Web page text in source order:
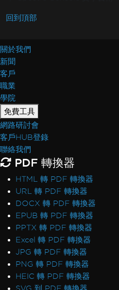
回到頂部
關於我們
新聞
客戶
職業
學院
免費工具
網路研討會
客戶HUB登錄
聯絡我們
PDF 轉換器
HTML 轉 PDF 轉換器
URL 轉 PDF 轉換器
DOCX 轉 PDF 轉換器
EPUB 轉 PDF 轉換器
PPTX 轉 PDF 轉換器
Excel 轉 PDF 轉換器
JPG 轉 PDF 轉換器
PNG 轉 PDF 轉換器
HEIC 轉 PDF 轉換器
SVG 到 PDF 轉換器